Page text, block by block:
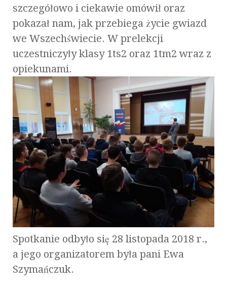
szczegółowo i ciekawie omówił oraz
pokazał nam, jak przebiega życie gwiazd
we Wszechświecie. W prelekcji
uczestniczyły klasy 1ts2 oraz 1tm2 wraz z
opiekunami.
Spotkanie odbyło się 28 listopada 2018 r.,
a jego organizatorem była pani Ewa
Szymańczuk.